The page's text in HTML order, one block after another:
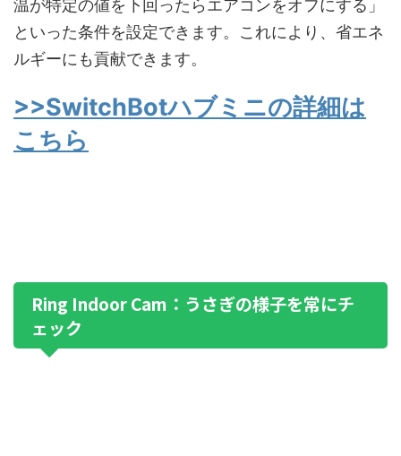
温が特定の値を下回ったらエアコンをオフにする」
といった条件を設定できます。これにより、省エネ
ルギーにも貢献できます。
>>SwitchBotハブミニの詳細は
こちら
Ring Indoor Cam：うさぎの様子を常にチ
ェック